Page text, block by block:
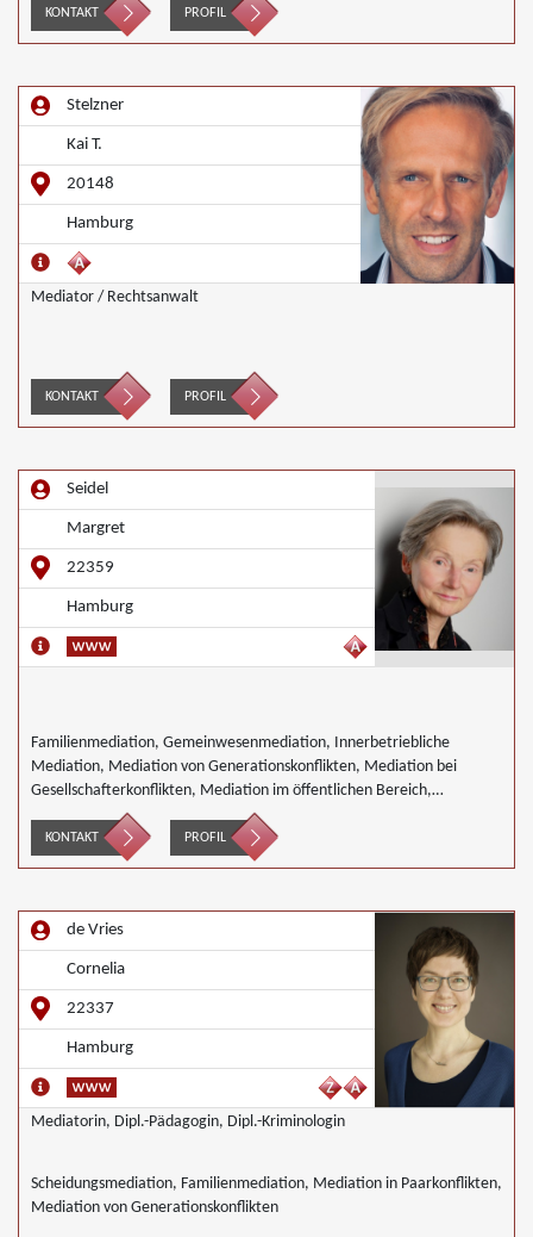
KONTAKT PROFIL
Stelzner
Kai T.
20148
Hamburg
Mediator / Rechtsanwalt
KONTAKT PROFIL
Seidel
Margret
22359
Hamburg
Familienmediation, Gemeinwesenmediation, Innerbetriebliche
Mediation, Mediation von Generationskonflikten, Mediation bei
Gesellschafterkonflikten, Mediation im öffentlichen Bereich,
Mediation bei Team- und Gruppenkonflikten,
Nachbarschaftsmediation, Schulmediation
KONTAKT PROFIL
de Vries
Cornelia
22337
Hamburg
Mediatorin, Dipl.-Pädagogin, Dipl.-Kriminologin
Scheidungsmediation, Familienmediation, Mediation in Paarkonflikten,
Mediation von Generationskonflikten